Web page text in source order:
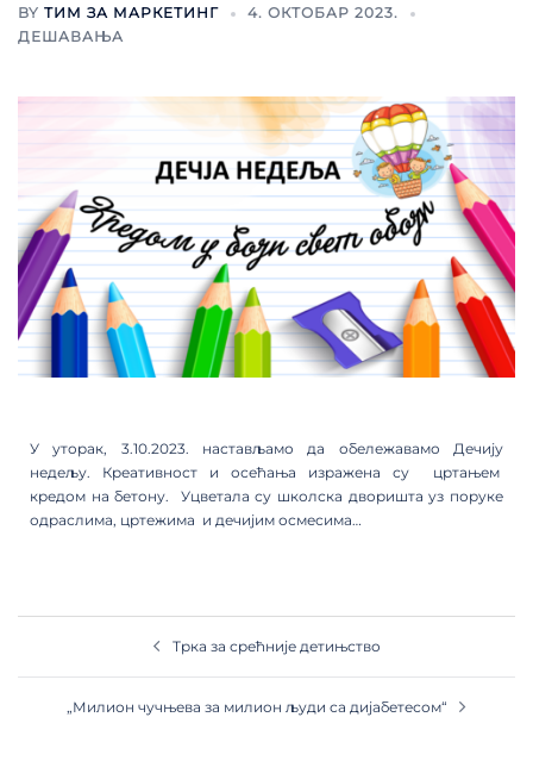
BY ТИМ ЗА МАРКЕТИНГ
4. ОКТОБАР 2023.
ДЕШАВАЊА
У уторак, 3.10.2023. настављамо да обележавамо Дечију
недељу. Креативност и осећања изражена су цртањем
кредом на бетону. Уцветала су школска дворишта уз поруке
одраслима, цртежима и дечијим осмесима…
Трка за срећније детињство
„Милион чучњева за милион људи са дијабетесом“